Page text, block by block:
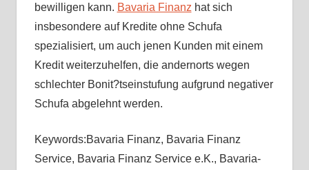
bewilligen kann. Bavaria Finanz hat sich
insbesondere auf Kredite ohne Schufa
spezialisiert, um auch jenen Kunden mit einem
Kredit weiterzuhelfen, die andernorts wegen
schlechter Bonit?tseinstufung aufgrund negativer
Schufa abgelehnt werden.
Keywords:Bavaria Finanz, Bavaria Finanz
Service, Bavaria Finanz Service e.K., Bavaria-